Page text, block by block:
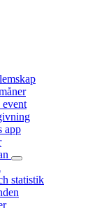
app
statistik